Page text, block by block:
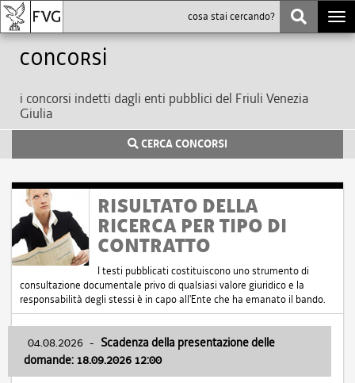
Concorsi
i concorsi indetti dagli enti pubblici del Friuli Venezia
Giulia
CERCA CONCORSI
RISULTATO DELLA
RICERCA PER TIPO DI
CONTRATTO
I testi pubblicati costituiscono uno strumento di
consultazione documentale privo di qualsiasi valore giuridico e la
responsabilità degli stessi è in capo all'Ente che ha emanato il bando.
04.08.2026 - Scadenza della presentazione delle
domande: 18.09.2026 12:00